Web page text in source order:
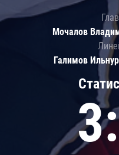
Мочалов
Галимов